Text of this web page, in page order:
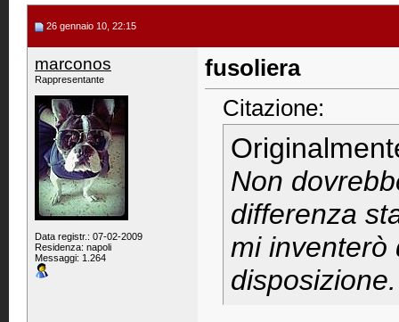
26 gennaio 10, 22:15
marconos
Rappresentante
Data registr.: 07-02-2009
Residenza: napoli
Messaggi: 1.264
fusoliera
Citazione:
Non
differenza
mi inventerò
disposizione.